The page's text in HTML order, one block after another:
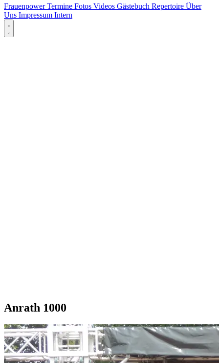
FrauenpowerTermine Fotos Videos Gästebuch Repertoire Über
Uns Impressum Intern
Menü öffnen
Anrath 1000